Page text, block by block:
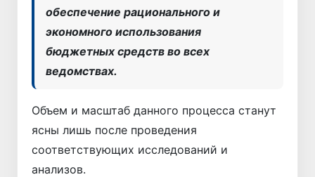
обеспечение рационального и
экономного использования
бюджетных средств во всех
ведомствах.
Объем и масштаб данного процесса станут
ясны лишь после проведения
соответствующих исследований и
анализов.